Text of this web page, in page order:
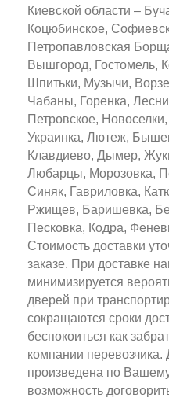
Киевской области –
Коцюбинское,
Петропавловская
Вышгород, Гостомель,
Шпитьки, Музычи,
Чабаны, Горенка,
Петровское,
Украинка, Лютеж,
Клавдиево, Дымер,
Любарцы, Морозовка,
Синяк, Гавриловка,
Ржищев, Баришевка,
Песковка, Кодра,
Стоимость доставки
заказе. При доставке
минимизируется
дверей при
сокращаются сроки
беспокоиться как
компании перевозчика.
произведена по
возможность